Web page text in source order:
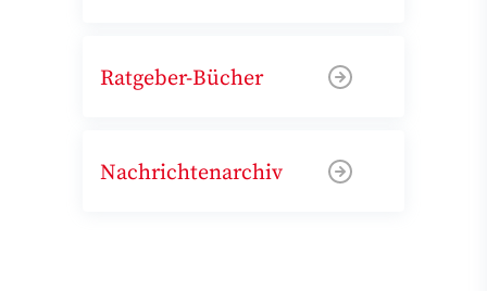
Ratgeber-Bücher
Nachrichtenarchiv